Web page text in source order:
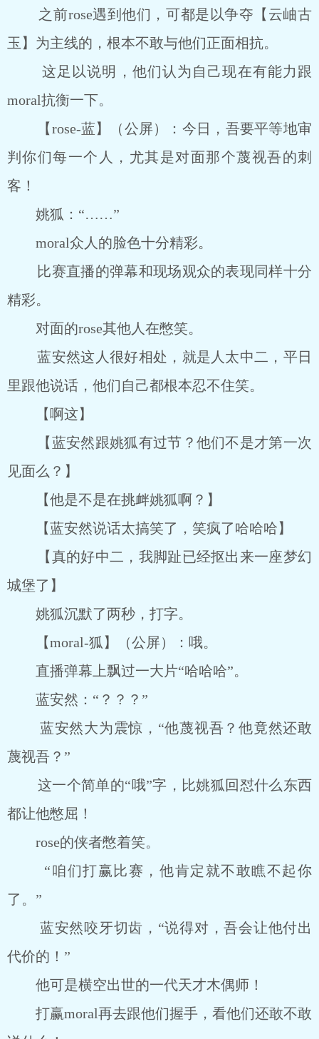
之前rose遇到他们，可都是以争夺【云岫古
玉】为主线的，根本不敢与他们正面相抗。
这足以说明，他们认为自己现在有能力跟
moral抗衡一下。
【rose-蓝】（公屏）：今日，吾要平等地审
判你们每一个人，尤其是对面那个蔑视吾的刺
客！
姚狐：“……”
moral众人的脸色十分精彩。
比赛直播的弹幕和现场观众的表现同样十分
精彩。
对面的rose其他人在憋笑。
蓝安然这人很好相处，就是人太中二，平日
里跟他说话，他们自己都根本忍不住笑。
【啊这】
【蓝安然跟姚狐有过节？他们不是才第一次
见面么？】
【他是不是在挑衅姚狐啊？】
【蓝安然说话太搞笑了，笑疯了哈哈哈】
【真的好中二，我脚趾已经抠出来一座梦幻
城堡了】
姚狐沉默了两秒，打字。
【moral-狐】（公屏）：哦。
直播弹幕上飘过一大片“哈哈哈”。
蓝安然：“？？？”
蓝安然大为震惊，“他蔑视吾？他竟然还敢
蔑视吾？”
这一个简单的“哦”字，比姚狐回怼什么东西
都让他憋屈！
rose的侠者憋着笑。
“咱们打赢比赛，他肯定就不敢瞧不起你
了。”
蓝安然咬牙切齿，“说得对，吾会让他付出
代价的！”
他可是横空出世的一代天才木偶师！
打赢moral再去跟他们握手，看他们还敢不敢